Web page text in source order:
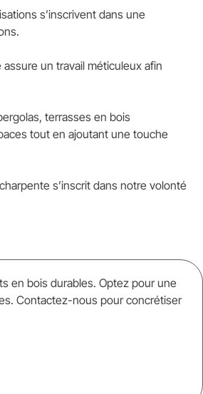
s’inscrivent dans une
un travail méticuleux afin
terrasses en bois
tout en ajoutant une touche
s’inscrit dans notre volonté
en bois durables. Optez pour une
Contactez-nous pour concrétiser